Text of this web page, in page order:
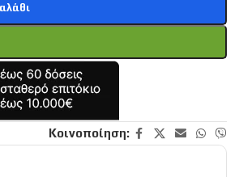
Κοινοποίηση: